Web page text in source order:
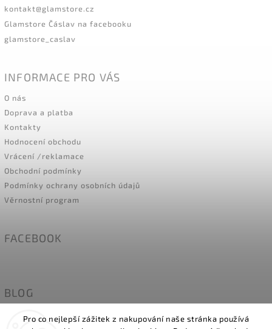
Pro co nejlepší zážitek z nakupování naše stránka používá
kontakt@glamstore.cz
Glamstore Čáslav na facebooku
glamstore_caslav
INFORMACE PRO VÁS
O nás
Doprava a platba
Kontakty
Hodnocení obchodu
Vrácení /reklamace
Obchodní podmínky
Podmínky ochrany osobních údajů
Věrnostní program
FACEBOOK
BLOG
Naše holky modelky- MÍRY